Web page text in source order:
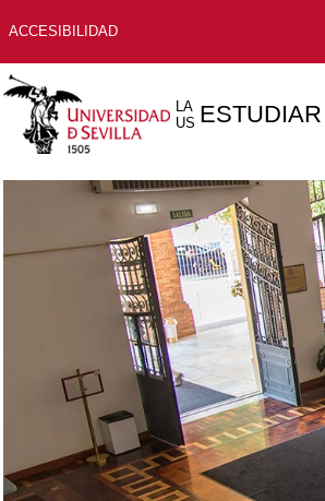
ACCESIBILIDAD
LA
US ESTUDIAR